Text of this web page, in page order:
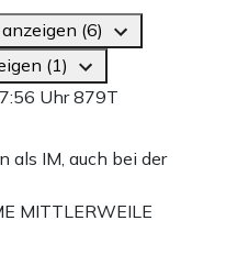
(6)
(1)
Uhr879T
als IM, auch bei der
MITTLERWEILE